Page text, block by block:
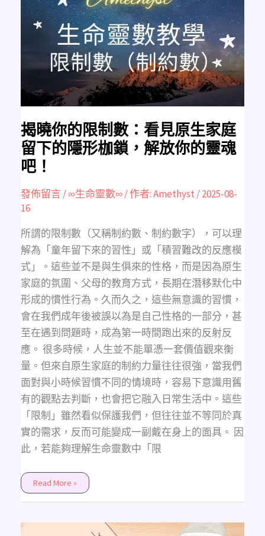
揭曉你的限制數：看見原生家庭
留下的隱形枷鎖，解放你的靈魂
吧！
發佈留言/∞生命靈數∞/ 作者:Amethyst/2025-08-
16
所謂的限制數（又稱制約數、制約數字），可以理
解為「童年留下來的習性」或「積習難改的反應模
式」。這些並不是與生俱來的性格，而是因為原生
家庭的氛圍、父母的教育方式，長期在潛移默化中
形成的慣性行為。久而久之，這些無意識的習慣，
會在我們成年後被誤以為是自己性格的一部分，甚
至在遇到問題時，成為第一時間跑出來的反射反
應。 很多時候，人生並不能單憑一套價值觀來衡
量。但來自原生家庭的制約力量往往很強，當我們
面對與小時候習慣不同的情境時，容易下意識用舊
有的觀點去判斷，也會把它融入日常生活中。這些
「限制」雖然看似保護我們，但往往並不等同於真
實的需求，反而可能變成一副戴在身上的面具。 因
此，若能夠理解生命靈數中「限
的
限
制
生
留
的
形
枷
鎖，
解
放
你
的
魂
吧！
Read More »
把